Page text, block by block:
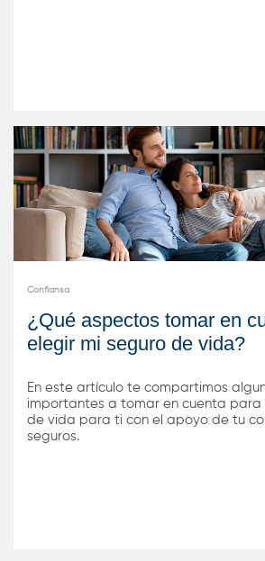
Confiansa
¿Qué aspectos tomar en
elegir mi seguro de vida?
En este artículo te compartimos
importantes a tomar en cuenta para
de vida para ti con el apoyo de tu
seguros.